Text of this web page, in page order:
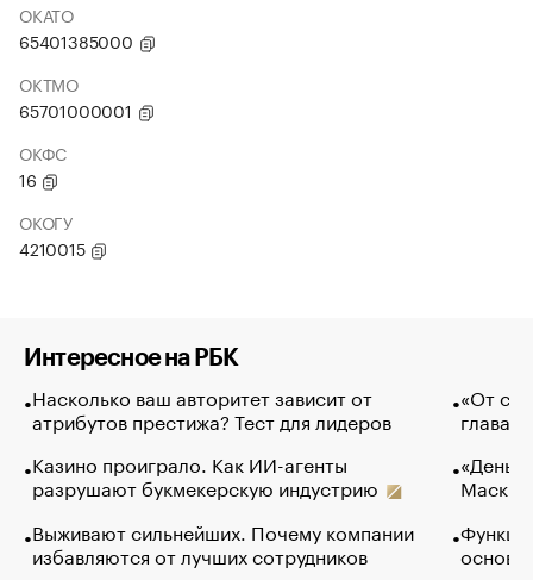
ОКАТО
65401385000
ОКТМО
65701000001
ОКФС
16
ОКОГУ
4210015
Интересное на РБК
Насколько ваш авторитет зависит от
атрибутов престижа? Тест для лидеров
Казино проиграло. Как ИИ-агенты
разрушают букмекерскую индустрию
Выживают сильнейших. Почему компании
избавляются от лучших сотрудников
«От
глава
Маск в
основ